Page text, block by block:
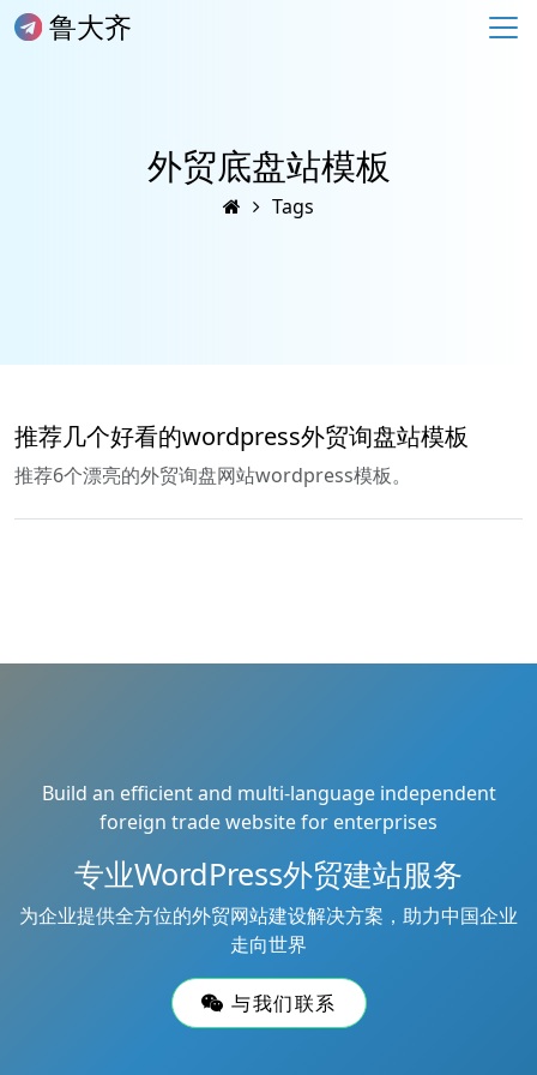
鲁大齐
外贸底盘站模板
Tags
推荐几个好看的wordpress外贸询盘站模板
推荐6个漂亮的外贸询盘网站wordpress模板。
Build an efficient and multi-language independent
foreign trade website for enterprises
专业WordPress外贸建站服务
为企业提供全方位的外贸网站建设解决方案，助力中国企业
走向世界
与我们联系